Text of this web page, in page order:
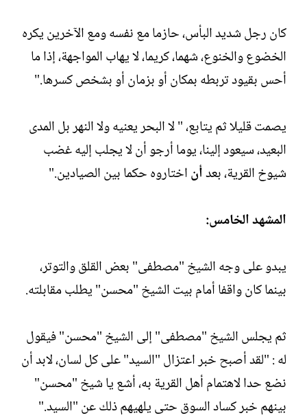
كان رجل شديد البأس، حازما مع نفسه ومع الآخرين يكره
الخضوع والخنوع، شهما، كريما، لا يهاب المواجهة، إذا ما
أحس بقيود تربطه بمكان أو بزمان أو بشخص كسرها."
يصمت قليلا ثم يتابع، " لا البحر يعنيه ولا النهر بل المدى
البعيد، سيعود إلينا، يوما أرجو أن لا يجلب إليه غضب
شيوخ القرية، بعدأناختاروه حكما بين الصيادين."
المشهد الخامس:
يبدو على وجه الشيخ "مصطفى" بعض القلق والتوتر،
بينما كان واقفا أمام بيت الشيخ "محسن" يطلب مقابلته.
ثم يجلس الشيخ "مصطفى" إلى الشيخ "محسن" فيقول
له : "لقد أصبح خبر اعتزال "السيد" على كل لسان، لابد أن
نضع حدا لاهتمام أهل القرية به، أشع يا شيخ "محسن"
بينهم خبر كساد السوق حتى يلهيهم ذلك عن "السيد."